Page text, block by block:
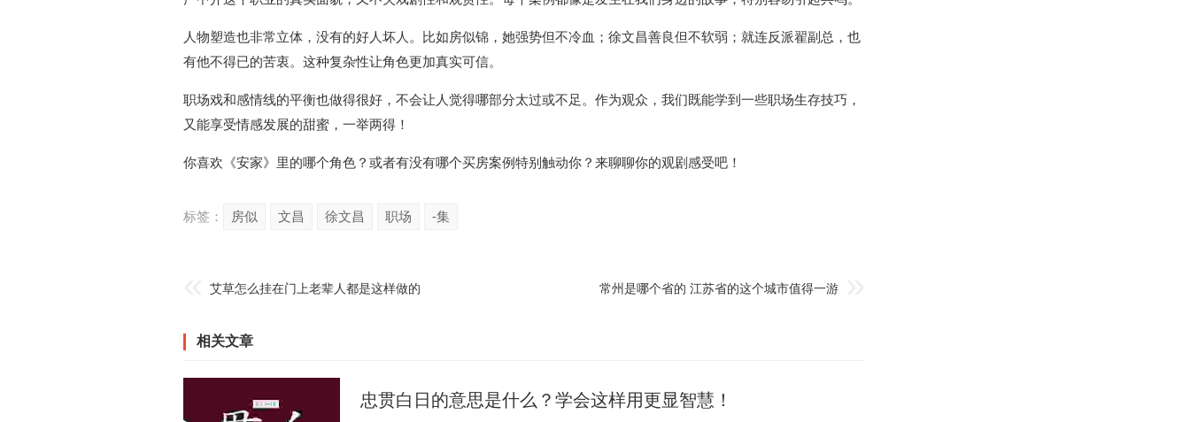
人物塑造也非常立体，没有的好人坏人。比如房似锦，她强势但不冷血；徐文昌善良但不软弱；就连反派翟副总，也
有他不得已的苦衷。这种复杂性让角色更加真实可信。
职场戏和感情线的平衡也做得很好，不会让人觉得哪部分太过或不足。作为观众，我们既能学到一些职场生存技巧，
又能享受情感发展的甜蜜，一举两得！
你喜欢《安家》里的哪个角色？或者有没有哪个买房案例特别触动你？来聊聊你的观剧感受吧！
标签： 房似 文昌 徐文昌 职场 -集
艾草怎么挂在门上老辈人都是这样做的 常州是哪个省的 江苏省的这个城市值得一游
相关文章
忠贯白日的意思是什么？学会这样用更显智慧！